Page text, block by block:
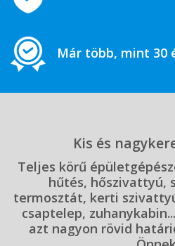
Már több, mint 30
Kis és
Teljes körű
hűtés, hőszivattyú,
termosztát, kerti
csaptelep,
azt nagyon rövid